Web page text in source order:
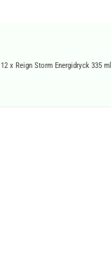
12 x Reign Storm Energidryck 335 ml